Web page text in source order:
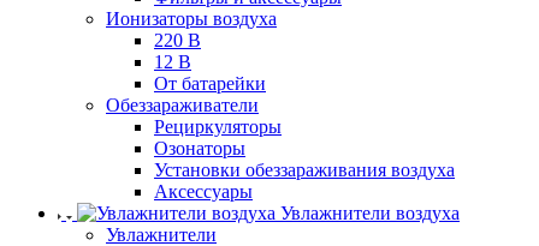
Ионизаторы воздуха
220 В
12 В
От батарейки
Обеззараживатели
Рециркуляторы
Озонаторы
Установки обеззараживания воздуха
Аксессуары
Увлажнители воздуха
Увлажнители